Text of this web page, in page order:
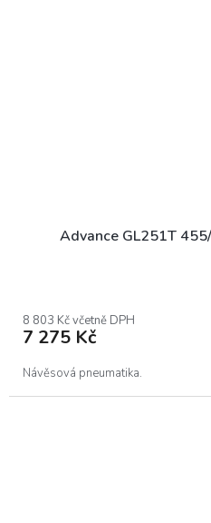
Advance GL251T
8 803 Kč včetně DPH
7 275 Kč
Návěsová pneumatika.